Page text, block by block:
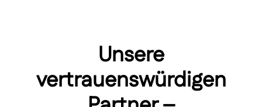
Unsere
vertrauenswürdigen